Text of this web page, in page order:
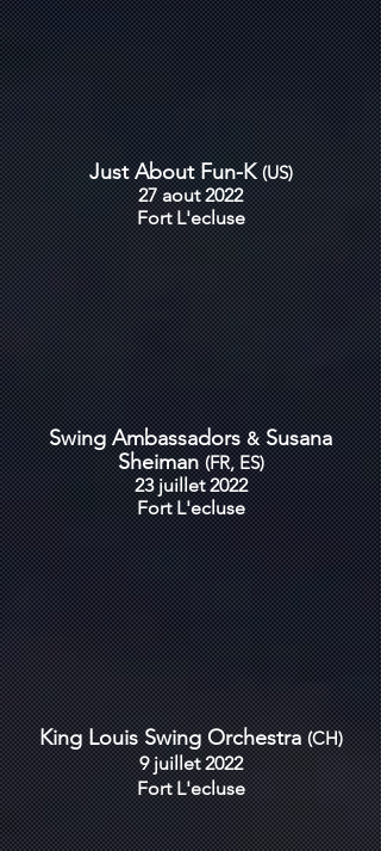
Just About Fun-K(US)
27 aout 2022
FortL'ecluse
Swing Ambassadors& Susana
Sheiman(FR, ES)
23 juillet 2022
FortL'ecluse
King Louis Swing Orchestra(CH)
9 juillet 2022
FortL'ecluse